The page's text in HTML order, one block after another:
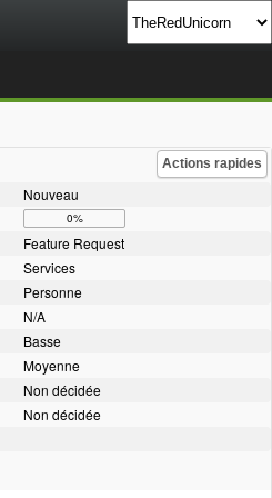
Actions rapides
Nouveau
0%
Feature Request
Services
Personne
N/A
Basse
Moyenne
Non décidée
Non décidée